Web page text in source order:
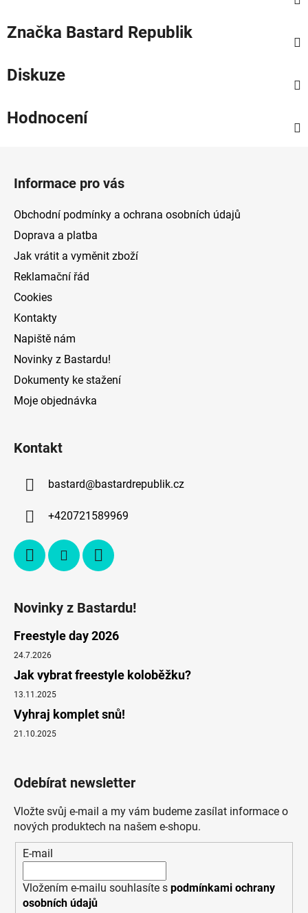
Značka Bastard Republik
Diskuze
Hodnocení
Informace pro vás
Obchodní podmínky a ochrana osobních údajů
Doprava a platba
Jak vrátit a vyměnit zboží
Reklamační řád
Cookies
Kontakty
Napiště nám
Novinky z Bastardu!
Dokumenty ke stažení
Moje objednávka
Kontakt
bastard@bastardrepublik.cz
+420721589969
Novinky z Bastardu!
Freestyle day 2026
24.7.2026
Jak vybrat freestyle koloběžku?
13.11.2025
Vyhraj komplet snů!
21.10.2025
Odebírat newsletter
Vložte svůj e-mail a my vám budeme zasílat informace o
nových produktech na našem e-shopu.
E-mail
Vložením e-mailu souhlasíte s podmínkami ochrany
osobních údajů